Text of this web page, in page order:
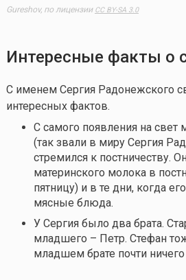
Gureshov, по лицензии CC BY-SA 3.0
Интересные факты о
С именем Сергия Радонежского
интересных фактов.
С самого появления на
(так звали в миру Сергия
стремился к постничеству.
материнского молока в
пятницу) и в те дни, когда
мясные блюда.
У Сергия было два брата.
младшего – Петр. Стефан
младшем брате почти ничего